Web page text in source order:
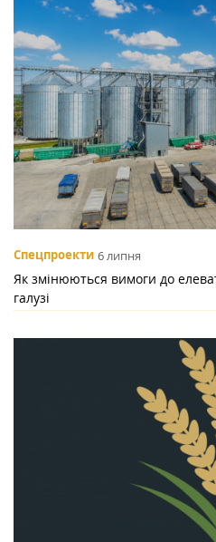
Спецпроекти 6 липня
Як змінюються вимоги до
галузі